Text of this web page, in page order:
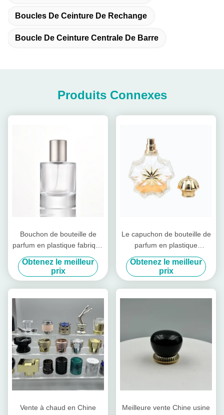
Boucles De Ceinture De Rechange
Boucle De Ceinture Centrale De Barre
Produits Connexes
Bouchon de bouteille de
parfum en plastique fabriqué
à partir de matériaux
permettant de fermer et
d'améliorer l'aspect général
de l'emballage de parfum
Obtenez le meilleur
prix
Le capuchon de bouteille de
parfum en plastique
écologique est fabriqué à
partir de matériaux
recyclables, idéal pour des
solutions d'emballage
cosmétique durable
Obtenez le meilleur
prix
Vente à chaud en Chine
Meilleure vente Chine usine